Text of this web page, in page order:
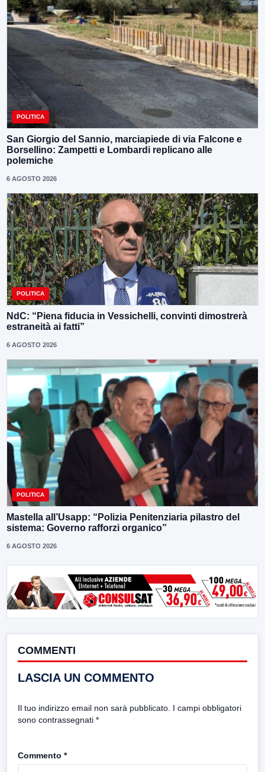
POLITICA
San Giorgio del Sannio, marciapiede di via Falcone e
Borsellino: Zampetti e Lombardi replicano alle
polemiche
6 AGOSTO 2026
POLITICA
NdC: “Piena fiducia in Vessichelli, convinti dimostrerà
estraneità ai fatti”
6 AGOSTO 2026
POLITICA
Mastella all’Usapp: “Polizia Penitenziaria pilastro del
sistema: Governo rafforzi organico”
6 AGOSTO 2026
COMMENTI
LASCIA UN COMMENTO
Il tuo indirizzo email non sarà pubblicato. I campi obbligatori
sono contrassegnati *
Commento *